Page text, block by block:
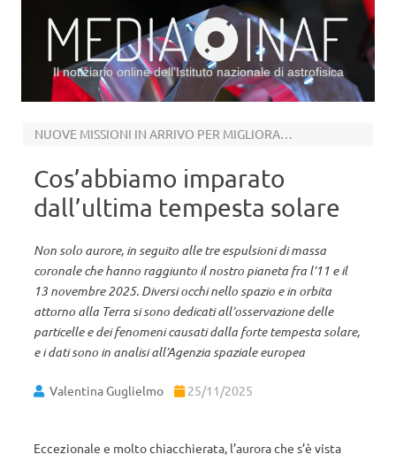
Il notiziario online dell’Istituto nazionale di astrofisica
NUOVE MISSIONI IN ARRIVO PER MIGLIORARE LE PREVISIONI LEGATE ALLO SPACE WEATHER
Cos’abbiamo imparato
dall’ultima tempesta solare
Non solo aurore, in seguito alle tre espulsioni di massa
coronale che hanno raggiunto il nostro pianeta fra l’11 e il
13 novembre 2025. Diversi occhi nello spazio e in orbita
attorno alla Terra si sono dedicati all’osservazione delle
particelle e dei fenomeni causati dalla forte tempesta solare,
e i dati sono in analisi all’Agenzia spaziale europea
Valentina Guglielmo 25/11/2025
Eccezionale e molto chiacchierata, l’aurora che s’è vista